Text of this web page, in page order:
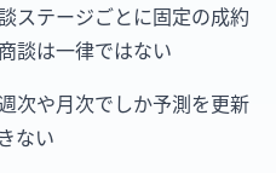
ステージごとに固定の成約
談は一律ではない
次や月次でしか予測を更新
ない